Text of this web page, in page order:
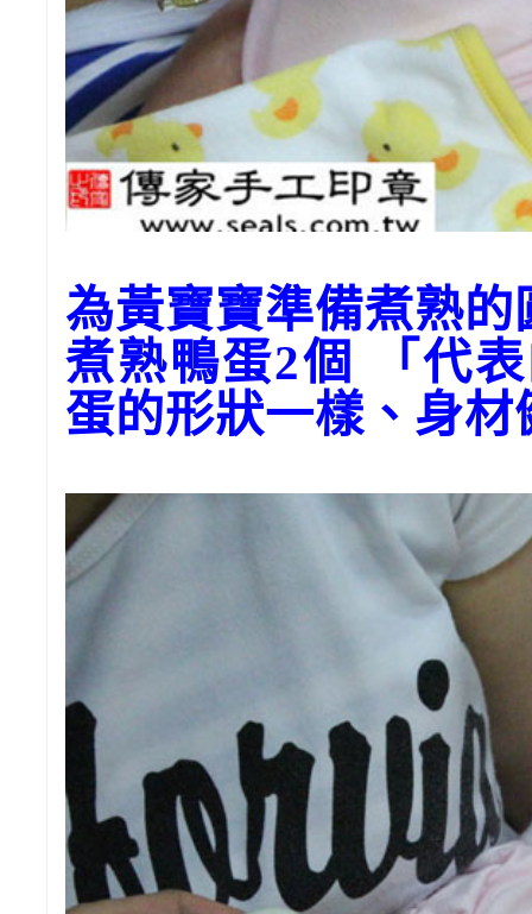
為黃寶寶準備煮熟
煮熟鴨蛋2個 「代
蛋的形狀一樣、身材